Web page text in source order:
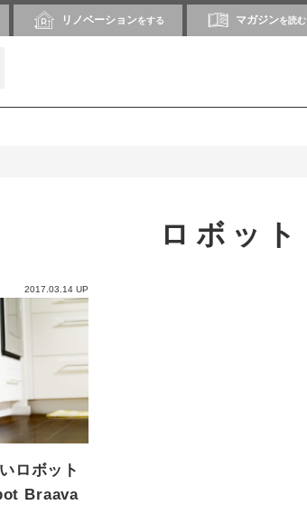
リノベーションをする マガジンを読む
ロボット
2017.03.14 UP
ロボット
Braava